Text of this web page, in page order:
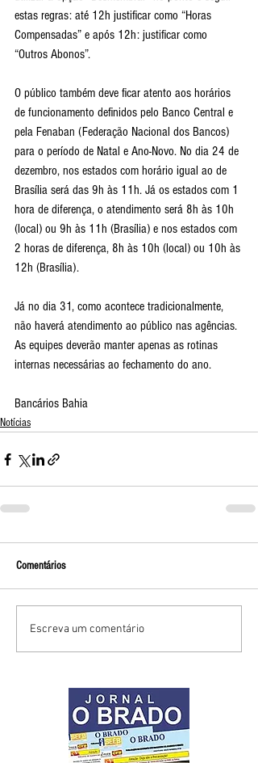
estas regras: até 12h justificar como “Horas
Compensadas” e após 12h: justificar como
“Outros Abonos”.
O público também deve ficar atento aos horários
de funcionamento definidos pelo Banco Central e
pela Fenaban (Federação Nacional dos Bancos)
para o período de Natal e Ano-Novo. No dia 24 de
dezembro, nos estados com horário igual ao de
Brasília será das 9h às 11h. Já os estados com 1
hora de diferença, o atendimento será 8h às 10h
(local) ou 9h às 11h (Brasília) e nos estados com
2 horas de diferença, 8h às 10h (local) ou 10h às
12h (Brasília).
Já no dia 31, como acontece tradicionalmente,
não haverá atendimento ao público nas agências.
As equipes deverão manter apenas as rotinas
internas necessárias ao fechamento do ano.
Bancários Bahia
Notícias
Comentários
Escreva um comentário